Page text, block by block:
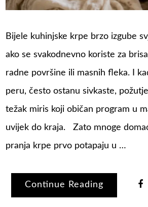
Bijele kuhinjske krpe brzo izgube
ako se svakodnevno koriste za
radne površine ili masnih fleka. I
peru, često ostanu sivkaste,
težak miris koji običan program u
uvijek do kraja. Zato mnoge
pranja krpe prvo potapaju u …
Continue Reading